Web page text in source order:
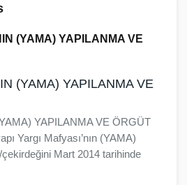
(YAMA) YAPILANMA VE
YAPILANMA VE ÖRGÜT
Yargı Mafyası’nın (YAMA)
çekirdeğini Mart 2014 tarihinde